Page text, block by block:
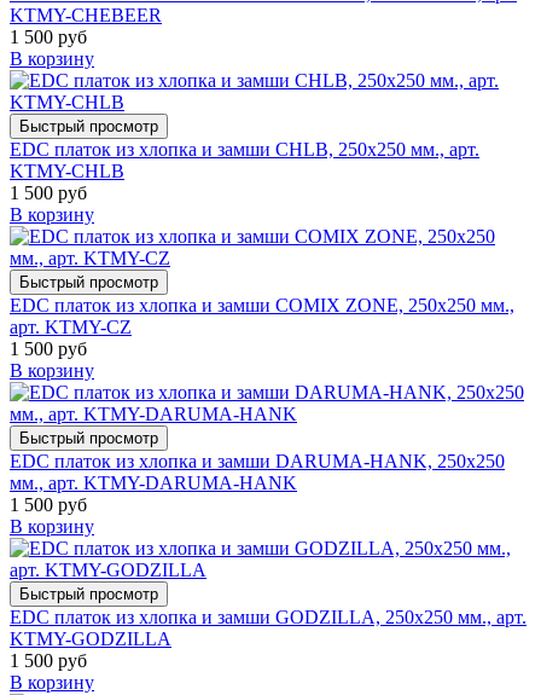
KTMY-CHEBEER
1 500 руб
В корзину
Быстрый просмотр
EDC платок из хлопка и замши CHLB, 250х250 мм., арт.
KTMY-CHLB
1 500 руб
В корзину
Быстрый просмотр
EDC платок из хлопка и замши COMIX ZONE, 250х250 мм.,
арт. KTMY-CZ
1 500 руб
В корзину
Быстрый просмотр
EDC платок из хлопка и замши DARUMA-HANK, 250х250
мм., арт. KTMY-DARUMA-HANK
1 500 руб
В корзину
Быстрый просмотр
EDC платок из хлопка и замши GODZILLA, 250х250 мм., арт.
KTMY-GODZILLA
1 500 руб
В корзину